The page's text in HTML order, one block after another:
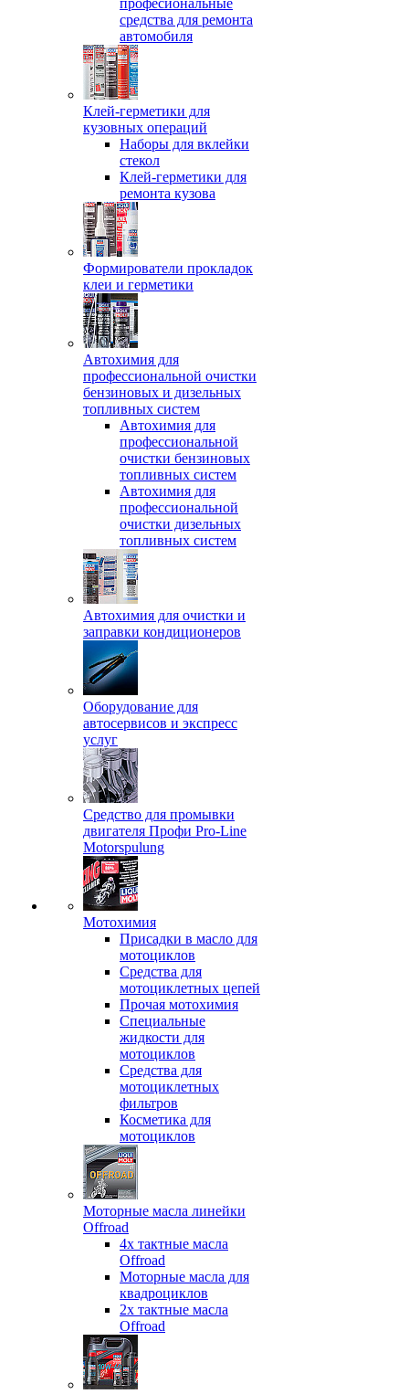
професиональные
средства для ремонта
автомобиля
Клей-герметики для
кузовных операций
Наборы для вклейки
стекол
Клей-герметики для
ремонта кузова
Формирователи прокладок
клеи и герметики
Автохимия для
профессиональной очистки
бензиновых и дизельных
топливных систем
Автохимия для
профессиональной
очистки бензиновых
топливных систем
Автохимия для
профессиональной
очистки дизельных
топливных систем
Автохимия для очистки и
заправки кондиционеров
Оборудование для
автосервисов и экспресс
услуг
Средство для промывки
двигателя Профи Pro-Line
Motorspulung
Мотохимия
Присадки в масло для
мотоциклов
Средства для
мотоциклетных цепей
Прочая мотохимия
Специальные
жидкости для
мотоциклов
Средства для
мотоциклетных
фильтров
Косметика для
мотоциклов
Моторные масла линейки
Offroad
4х тактные масла
Offroad
Моторные масла для
квадроциклов
2х тактные масла
Offroad